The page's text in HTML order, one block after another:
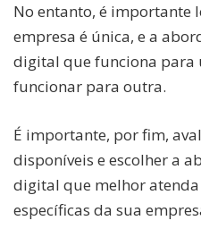
No entanto, é importante
empresa é única, e a
digital que funciona para
funcionar para outra.
É importante, por fim,
disponíveis e escolher a
digital que melhor atenda
específicas da sua